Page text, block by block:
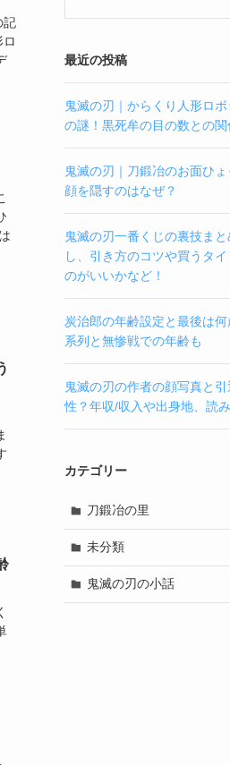
記
最近の投稿
鬼滅の刃｜からくり人形ロ
の謎！黒死牟の目の数との関
鬼滅の刃｜刀鍛冶のお面ひ
顔を隠すのはなぜ？
鬼滅の刃一番くじの裏技ま
し、引き方のコツや買うタイ
のがいいかなど！
炭治郎の年齢設定と最後は
系列と無惨戦での年齢も
鬼滅の刃の作者の顔写真と
性？年収/収入や出身地、読
カテゴリー
刀鍛冶の里
未分類
鬼滅の刃の小話